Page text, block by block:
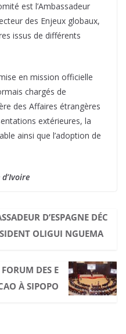
est l’Ambassadeur
des Enjeux globaux,
issus de différents
en mission officielle
chargés de
des Affaires étrangères
extérieures, la
ainsi que l’adoption de
D’ESPAGNE DÉC
OLIGUI NGUEMA
DES E
À SIPOPO